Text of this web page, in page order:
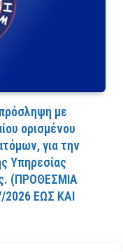
με
ορισμένου
για την
Υπηρεσίας
(ΠPOΘEΣMIA
2026 EΩΣ KAI